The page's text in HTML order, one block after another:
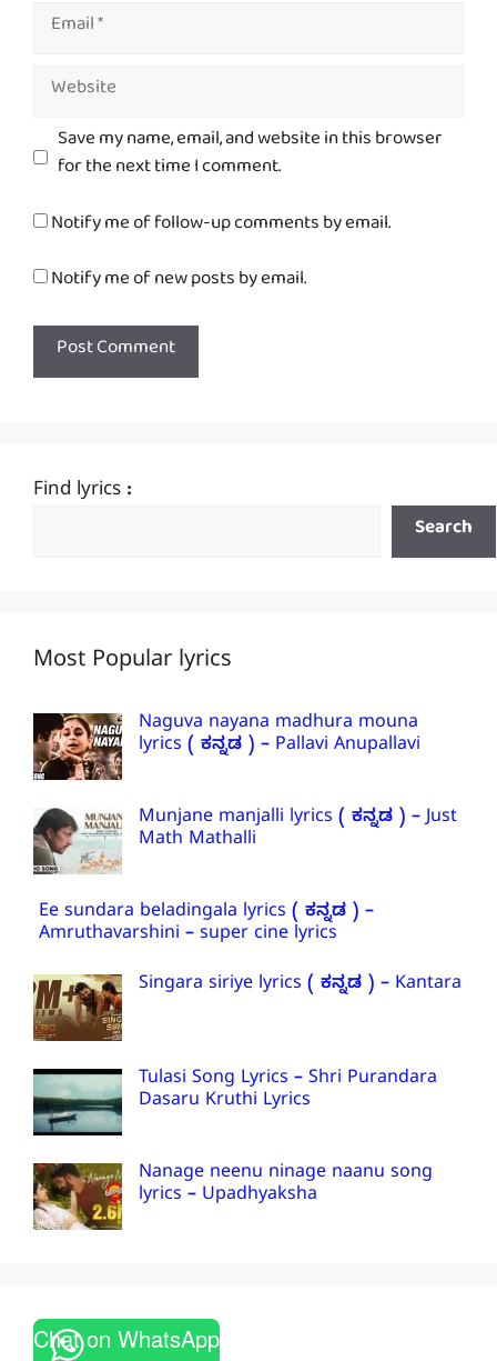
Email
Website
Save my name, email, and website in this browser
for the next time I comment.
Notify me of follow-up comments by email.
Notify me of new posts by email.
Find lyrics :
Search
Most Popular lyrics
Naguva nayana madhura mouna
lyrics ( ಕನ್ನಡ ) – Pallavi Anupallavi
Munjane manjalli lyrics ( ಕನ್ನಡ ) – Just
Math Mathalli
Ee sundara beladingala lyrics ( ಕನ್ನಡ ) –
Amruthavarshini – super cine lyrics
Singara siriye lyrics ( ಕನ್ನಡ ) – Kantara
Tulasi Song Lyrics – Shri Purandara
Dasaru Kruthi Lyrics
Nanage neenu ninage naanu song
lyrics – Upadhyaksha
Chat on WhatsApp